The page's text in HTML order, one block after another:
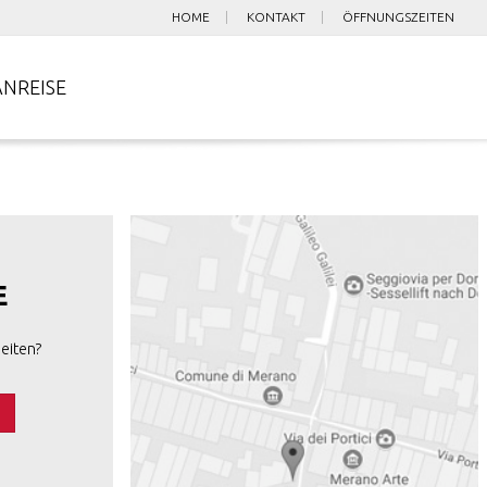
HOME KONTAKT ÖFFNUNGSZEITEN